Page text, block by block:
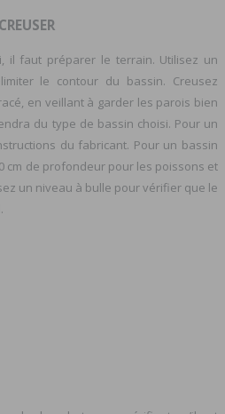
il faut préparer le terrain. Utilisez un
le contour du bassin. Creusez
en veillant à garder les parois bien
du type de bassin choisi. Pour un
du fabricant. Pour un bassin
cm de profondeur pour les poissons et
un niveau à bulle pour vérifier que le